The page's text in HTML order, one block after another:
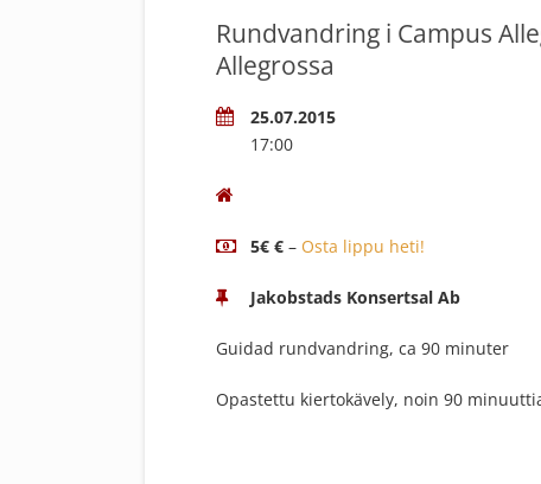
Rundvandring i Campus
Allegrossa
25.07.2015
17:00
5€ € – Osta lippu heti!
Jakobstads Konsertsal Ab
Guidad rundvandring, ca 90 minuter
Opastettu kiertokävely, noin 90